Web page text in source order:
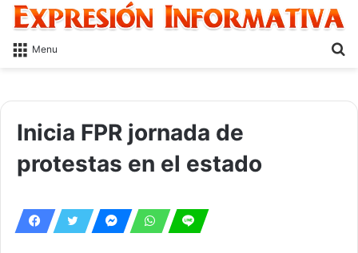
Menu
Inicia FPR jornada de
protestas en el estado